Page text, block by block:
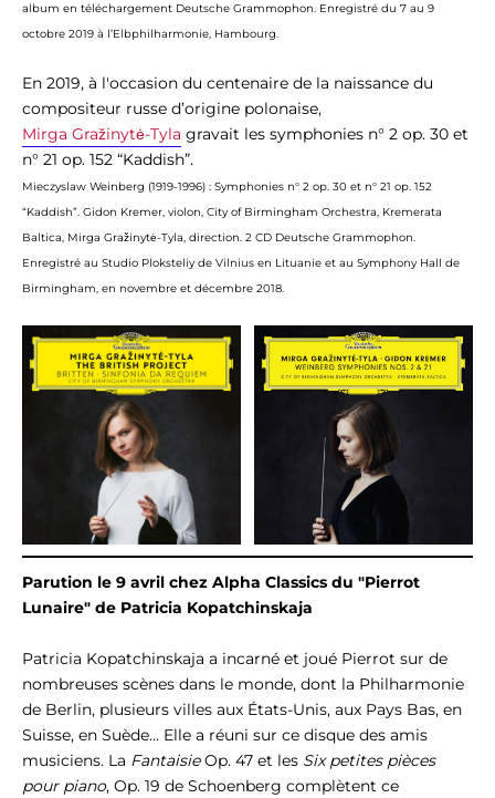
album en téléchargement Deutsche Grammophon. Enregistré du 7 au 9
octobre 2019 à l’Elbphilharmonie, Hambourg.
En 2019, à l'occasion du centenaire de la naissance du
compositeur russe d’origine polonaise,
Mirga Gražinytė-Tyla gravait les symphonies n° 2 op. 30 et
n° 21 op. 152 “Kaddish”.
Mieczyslaw Weinberg (1919-1996) : Symphonies n° 2 op. 30 et n° 21 op. 152
“Kaddish”. Gidon Kremer, violon, City of Birmingham Orchestra, Kremerata
Baltica, Mirga Gražinytė-Tyla, direction. 2 CD Deutsche Grammophon.
Enregistré au Studio Ploksteliy de Vilnius en Lituanie et au Symphony Hall de
Birmingham, en novembre et décembre 2018.
Parution le 9 avril chez Alpha Classics du "Pierrot
Lunaire" de Patricia Kopatchinskaja
Patricia Kopatchinskaja a incarné et joué Pierrot sur de
nombreuses scènes dans le monde, dont la Philharmonie
de Berlin, plusieurs villes aux États-Unis, aux Pays Bas, en
Suisse, en Suède… Elle a réuni sur ce disque des amis
musiciens. La FantaisieOp. 47 et les Six petites pièces
pour piano, Op. 19 de Schoenberg complètent ce